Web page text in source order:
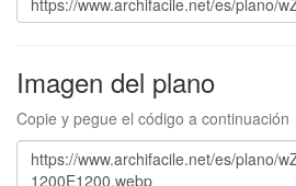
Imagen del plano
Copie y pegue el código a continuación